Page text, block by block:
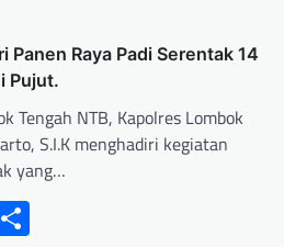
Panen Raya Padi Serentak 14
Pujut.
Tengah NTB, Kapolres Lombok
S.I.K menghadiri kegiatan
yang…